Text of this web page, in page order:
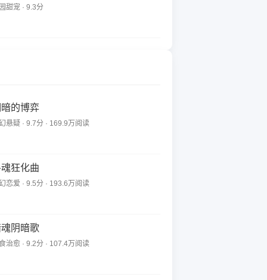
的博弈
悬疑 · 9.7分 · 169.9万阅读
狂化曲
恋爱 · 9.5分 · 193.6万阅读
阴暗歌
治愈 · 9.2分 · 107.4万阅读
甜宠 · 9.3分